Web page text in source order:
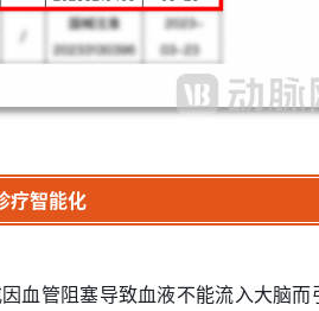
疗智能化
血管阻塞导致血液不能流入大脑而